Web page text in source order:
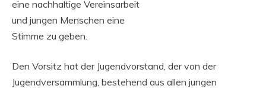
eine nachhaltige Vereinsarbeit
und jungen Menschen eine
Stimme zu geben.
Den Vorsitz hat der Jugendvorstand, der von der
Jugendversammlung, bestehend aus allen jungen